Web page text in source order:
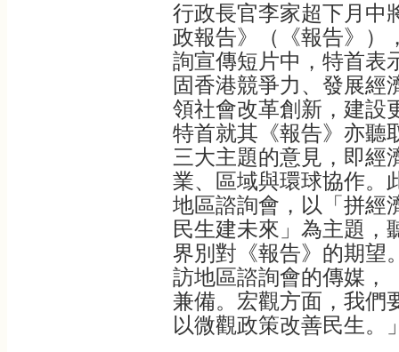
行政長官李家超下月中
政報告》（《報告》）
詢宣傳短片中，特首表
固香港競爭力、發展經
領社會改革創新，建設
特首就其《報告》亦聽
三大主題的意見，即經
業、區域與環球協作。
地區諮詢會，以「拼經
民生建未來」為主題，
界別對《報告》的期望
訪地區諮詢會的傳媒，
兼備。宏觀方面，我們
以微觀政策改善民生。